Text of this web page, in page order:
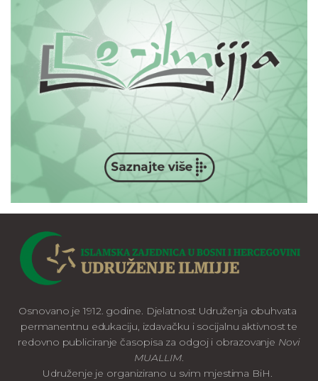
Osnovano je 1912. godine. Djelatnost Udruženja obuhvata
permanentnu edukaciju, izdavačku i socijalnu aktivnost te
redovno publiciranje časopisa za odgoj i obrazovanje Novi
MUALLIM.
Udruženje je organizirano u svim mjestima BiH.